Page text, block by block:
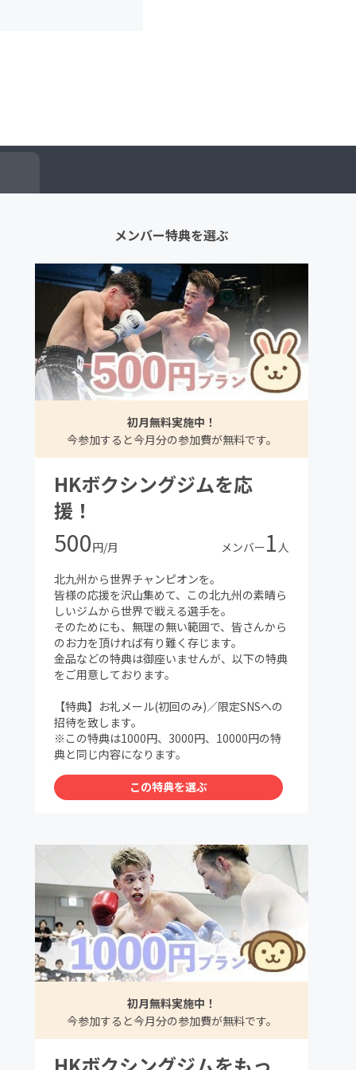
メンバー特典を選ぶ
初月無料実施中！
今参加すると今月分の参加費が無料です。
HKボクシングジムを応
援！
500円/月 メンバー1 人
北九州から世界チャンピオンを。
皆様の応援を沢山集めて、この北九州の素晴ら
しいジムから世界で戦える選手を。
そのためにも、無理の無い範囲で、皆さんから
のお力を頂ければ有り難く存じます。
金品などの特典は御座いませんが、以下の特典
をご用意しております。
【特典】お礼メール(初回のみ)／限定SNSへの
招待を致します。
※この特典は1000円、3000円、10000円の特
典と同じ内容になります。
この特典を選ぶ
初月無料実施中！
今参加すると今月分の参加費が無料です。